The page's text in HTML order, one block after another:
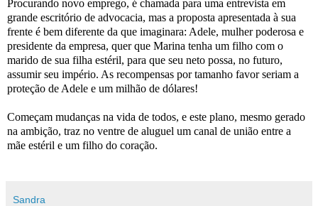
Procurando novo emprego, é chamada para uma entrevista em
grande escritório de advocacia, mas a proposta apresentada à sua
frente é bem diferente da que imaginara: Adele, mulher poderosa e
presidente da empresa, quer que Marina tenha um filho com o
marido de sua filha estéril, para que seu neto possa, no futuro,
assumir seu império. As recompensas por tamanho favor seriam a
proteção de Adele e um milhão de dólares!
Começam mudanças na vida de todos, e este plano, mesmo gerado
na ambição, traz no ventre de aluguel um canal de união entre a
mãe estéril e um filho do coração.
Sandra